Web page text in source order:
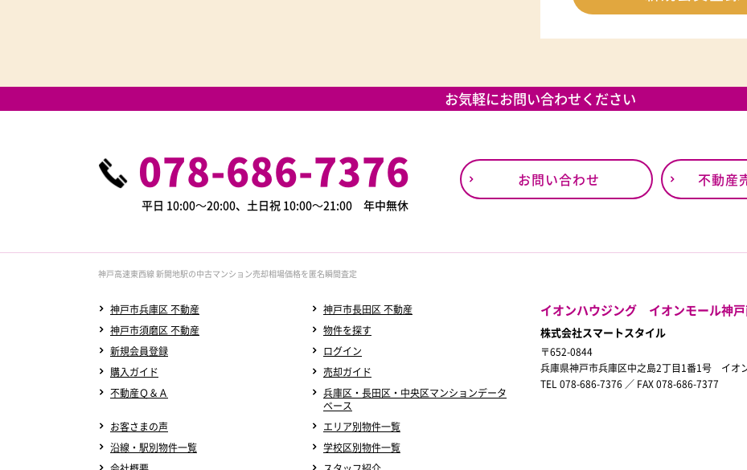
お気軽にお問い合わせください
078-686-7376
平日 10:00～20:00、土日祝 10:00～21:00 年中無休
お問い合わせ 不動産
神戸高速東西線 新開地駅の中古マンション売却相場価格を匿名瞬間査定
神戸市兵庫区 不動産
神戸市長田区 不動産
神戸市須磨区 不動産
物件を探す
新規会員登録
ログイン
購入ガイド
売却ガイド
不動産Ｑ＆Ａ
兵庫区・長田区・中央区マンションデータ
ベース
お客さまの声
エリア別物件一覧
沿線・駅別物件一覧
学校区別物件一覧
イオンハウジング イオンモール神
株式会社スマートスタイル
〒652-0844
兵庫県神戸市兵庫区中之島2丁目1番1号 イオ
TEL 078-686-7376 ／ FAX 078-686-7377